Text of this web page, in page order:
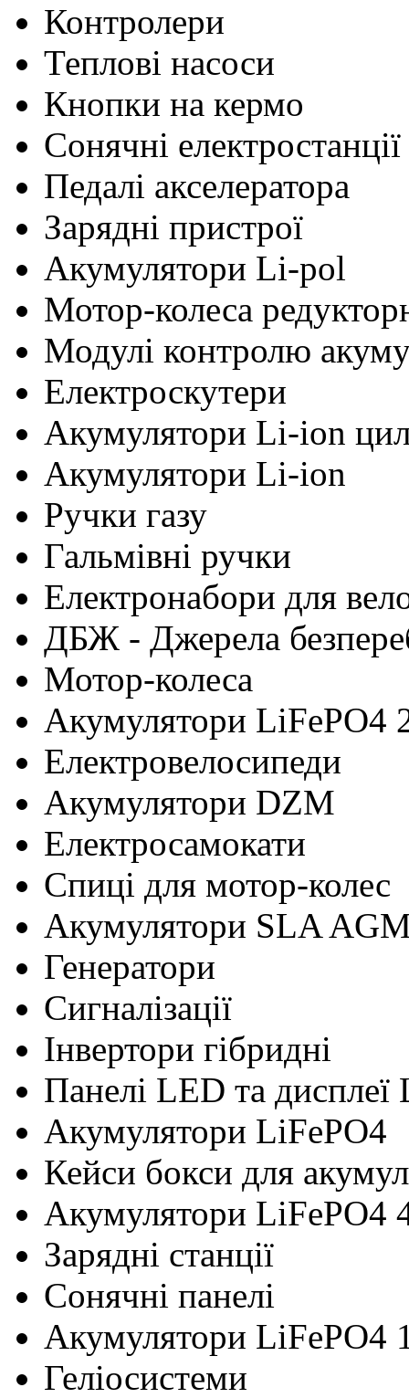
Контролери
Теплові насоси
Кнопки на кермо
Сонячні електростанції
Педалі акселератора
Зарядні пристрої
Акумулятори Li-pol
Мотор-колеса
Модулі контролю
Електроскутери
Акумулятори Li-ion
Акумулятори Li-ion
Ручки газу
Гальмівні ручки
Електронабори для
ДБЖ - Джерела
Мотор-колеса
Акумулятори LiFePO4
Електровелосипеди
Акумулятори DZM
Електросамокати
Cпиці для мотор-колес
Акумулятори SLA
Генератори
Сигналізації
Інвертори гібридні
Панелі LED та дисплеї
Акумулятори LiFePO4
Кейси бокси для
Акумулятори LiFePO4
Зарядні станції
Сонячні панелі
Акумулятори LiFePO4
Геліосистеми